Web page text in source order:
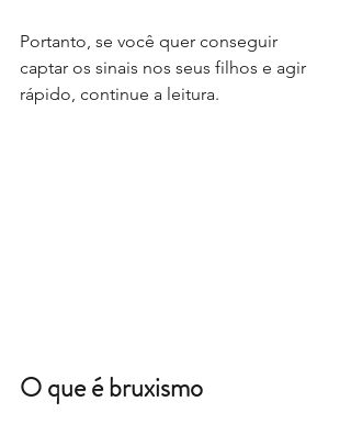
Portanto, se você quer conseguir
captar os sinais nos seus filhos e agir
rápido, continue a leitura.
O que é bruxismo